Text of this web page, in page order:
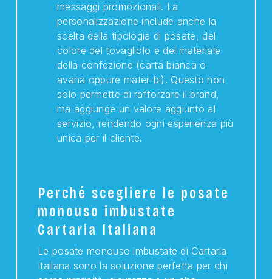
messaggi promozionali. La
personalizzazione include anche la
scelta della tipologia di posate, del
colore del tovagliolo e del materiale
della confezione (carta bianca o
avana oppure mater-bi). Questo non
solo permette di rafforzare il brand,
ma aggiunge un valore aggiunto al
servizio, rendendo ogni esperienza più
unica per il cliente.
Perché scegliere le posate
monouso imbustate
Cartaria Italiana
Le posate monouso imbustate di Cartaria
Italiana sono la soluzione perfetta per chi